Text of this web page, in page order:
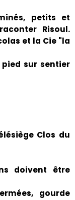
petits et
Risoul.
et la Cie "la
sur sentier
Clos du
doivent être
gourde